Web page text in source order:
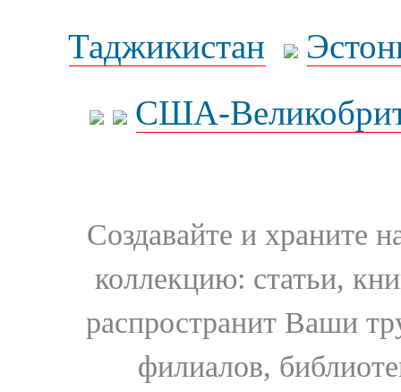
Таджикистан
США-
Создавайте и храните
коллекцию: статьи,
распространит Ваши
филиалов,